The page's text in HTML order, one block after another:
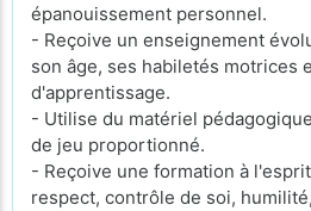
épanouissement personnel.
- Reçoive un enseignement
son âge, ses habiletés motrices
d'apprentissage.
- Utilise du matériel
de jeu proportionné.
- Reçoive une formation à
respect, contrôle de soi,